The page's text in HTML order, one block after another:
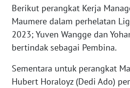
Berikut perangkat Kerja
Maumere dalam perhelatan
2023; Yuven Wangge dan
bertindak sebagai Pembina.
Sementara untuk perangkat
Hubert Horaloyz (Dedi Ado)
SULTENG
WN
SULBAR
WN
BABEL